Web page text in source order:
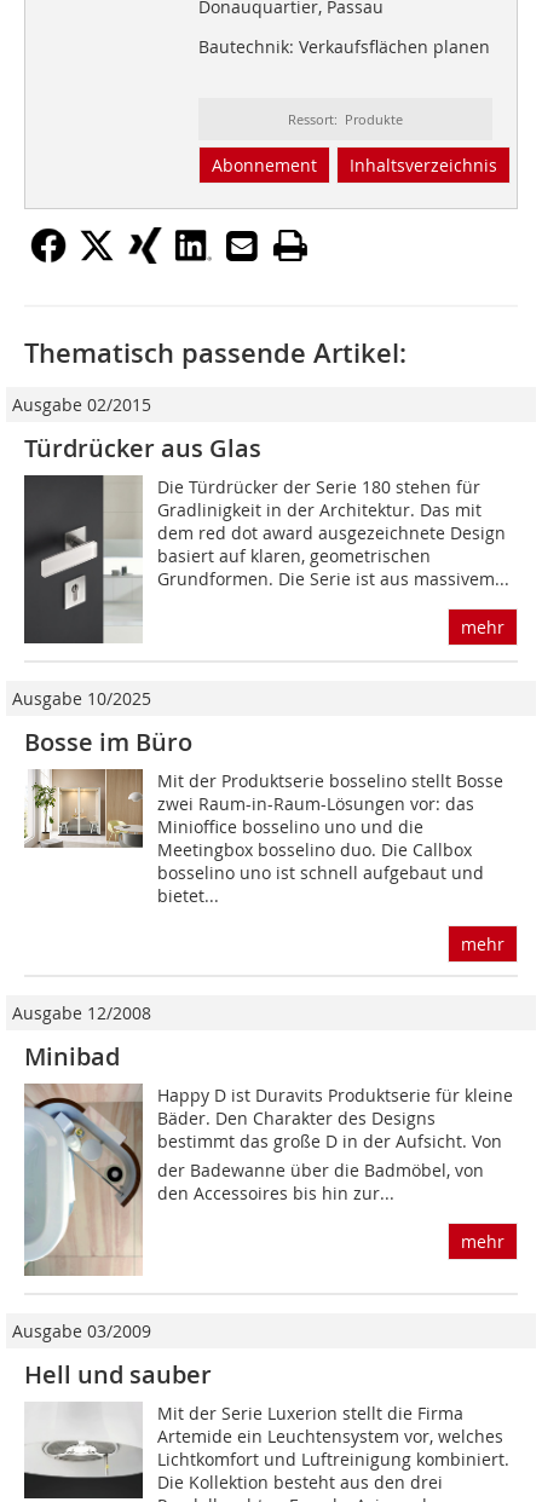
Donauquartier, Passau
Bautechnik: Verkaufsflächen planen
Ressort: Produkte
Abonnement Inhaltsverzeichnis
Thematisch passende Artikel:
Ausgabe 02/2015
Türdrücker aus Glas
Die Türdrücker der Serie 180 stehen für
Gradlinigkeit in der Architektur. Das mit
dem red dot award ausgezeichnete Design
basiert auf klaren, geometrischen
Grundformen. Die Serie ist aus massivem...
mehr
Ausgabe 10/2025
Bosse im Büro
Mit der Produktserie bosselino stellt Bosse
zwei Raum-in-Raum-Lösungen vor: das
Minioffice bosselino uno und die
Meetingbox bosselino duo. Die Callbox
bosselino uno ist schnell aufgebaut und
bietet...
mehr
Ausgabe 12/2008
Minibad
Happy D ist Duravits Produktserie für kleine
Bäder. Den Charakter des Designs
bestimmt das große D in der Aufsicht. Von
der Badewanne über die Badmöbel, von
den Accessoires bis hin zur...
mehr
Ausgabe 03/2009
Hell und sauber
Mit der Serie Luxerion stellt die Firma
Artemide ein Leuchtensystem vor, welches
Lichtkomfort und Luftreinigung kombiniert.
Die Kollektion besteht aus den drei